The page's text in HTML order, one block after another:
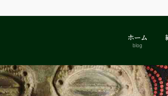
ホーム
blog